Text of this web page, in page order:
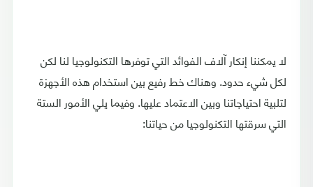
لا يمكننا إنكار آلاف الفوائد التي توفرها التكنولوجيا لنا لكن
لكل شيء حدود. وهناك خط رفيع بين استخدام هذه الأجهزة
لتلبية احتياجاتنا وبين الاعتماد عليها. وفيما يلي الأمور الستة
التي سرقتها التكنولوجيا من حياتنا: